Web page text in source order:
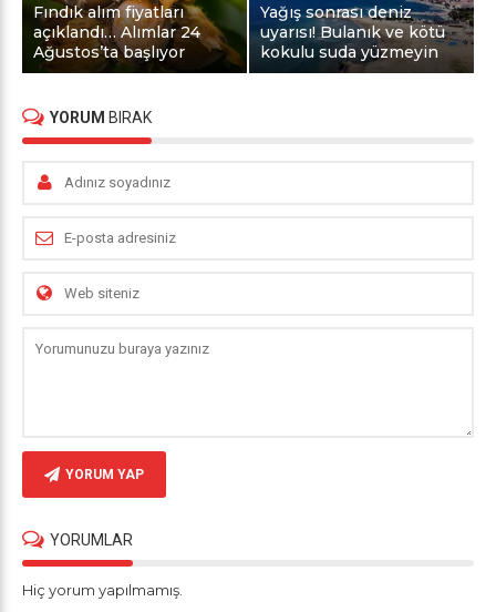
Fındık alım fiyatları
açıklandı… Alımlar 24
Ağustos’ta başlıyor
Yağış sonrası deniz
uyarısı! Bulanık ve kötü
kokulu suda yüzmeyin
YORUM BIRAK
YORUM YAP
YORUMLAR
Hiç yorum yapılmamış.